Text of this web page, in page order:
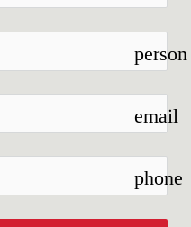
person
email
phone